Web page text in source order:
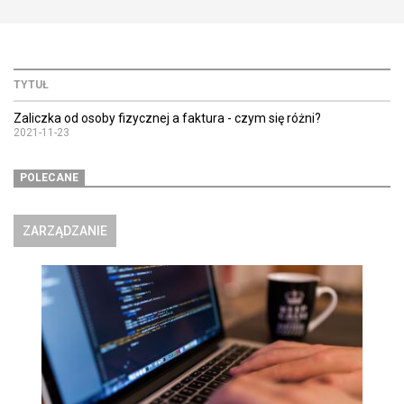
TYTUŁ
Zaliczka od osoby fizycznej a faktura - czym się różni?
2021-11-23
POLECANE
ZARZĄDZANIE